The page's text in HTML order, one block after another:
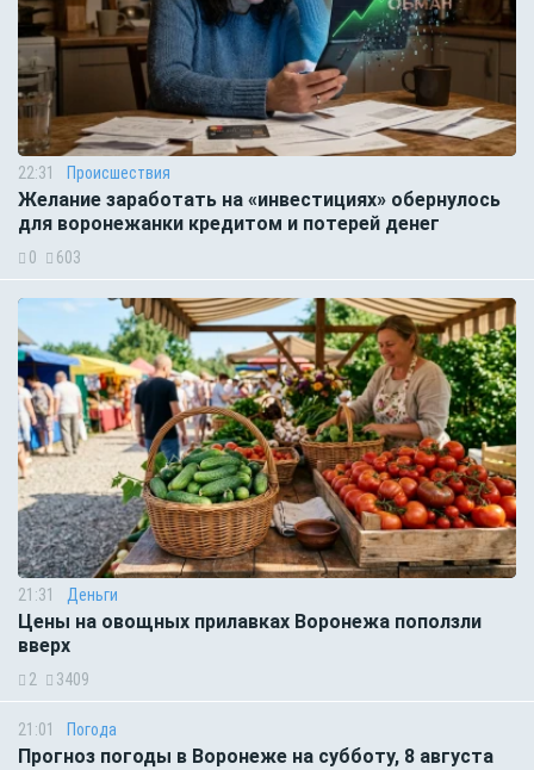
22:31 Происшествия
Желание заработать на «инвестициях» обернулось
для воронежанки кредитом и потерей денег
0 603
21:31 Деньги
Цены на овощных прилавках Воронежа поползли
вверх
2 3409
21:01 Погода
Прогноз погоды в Воронеже на субботу, 8 августа